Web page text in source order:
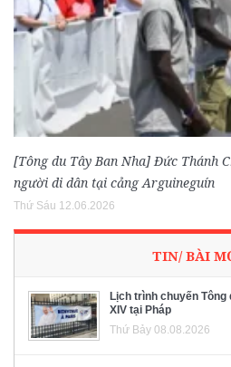
[Tông du Tây Ban Nha] Đức Thánh
người di dân tại cảng Arguineguín
Thứ Sáu 12.06.2026
TIN/ BÀI
Lịch trình chuyến
XIV tại Pháp
Thứ Bảy 08.08.2026